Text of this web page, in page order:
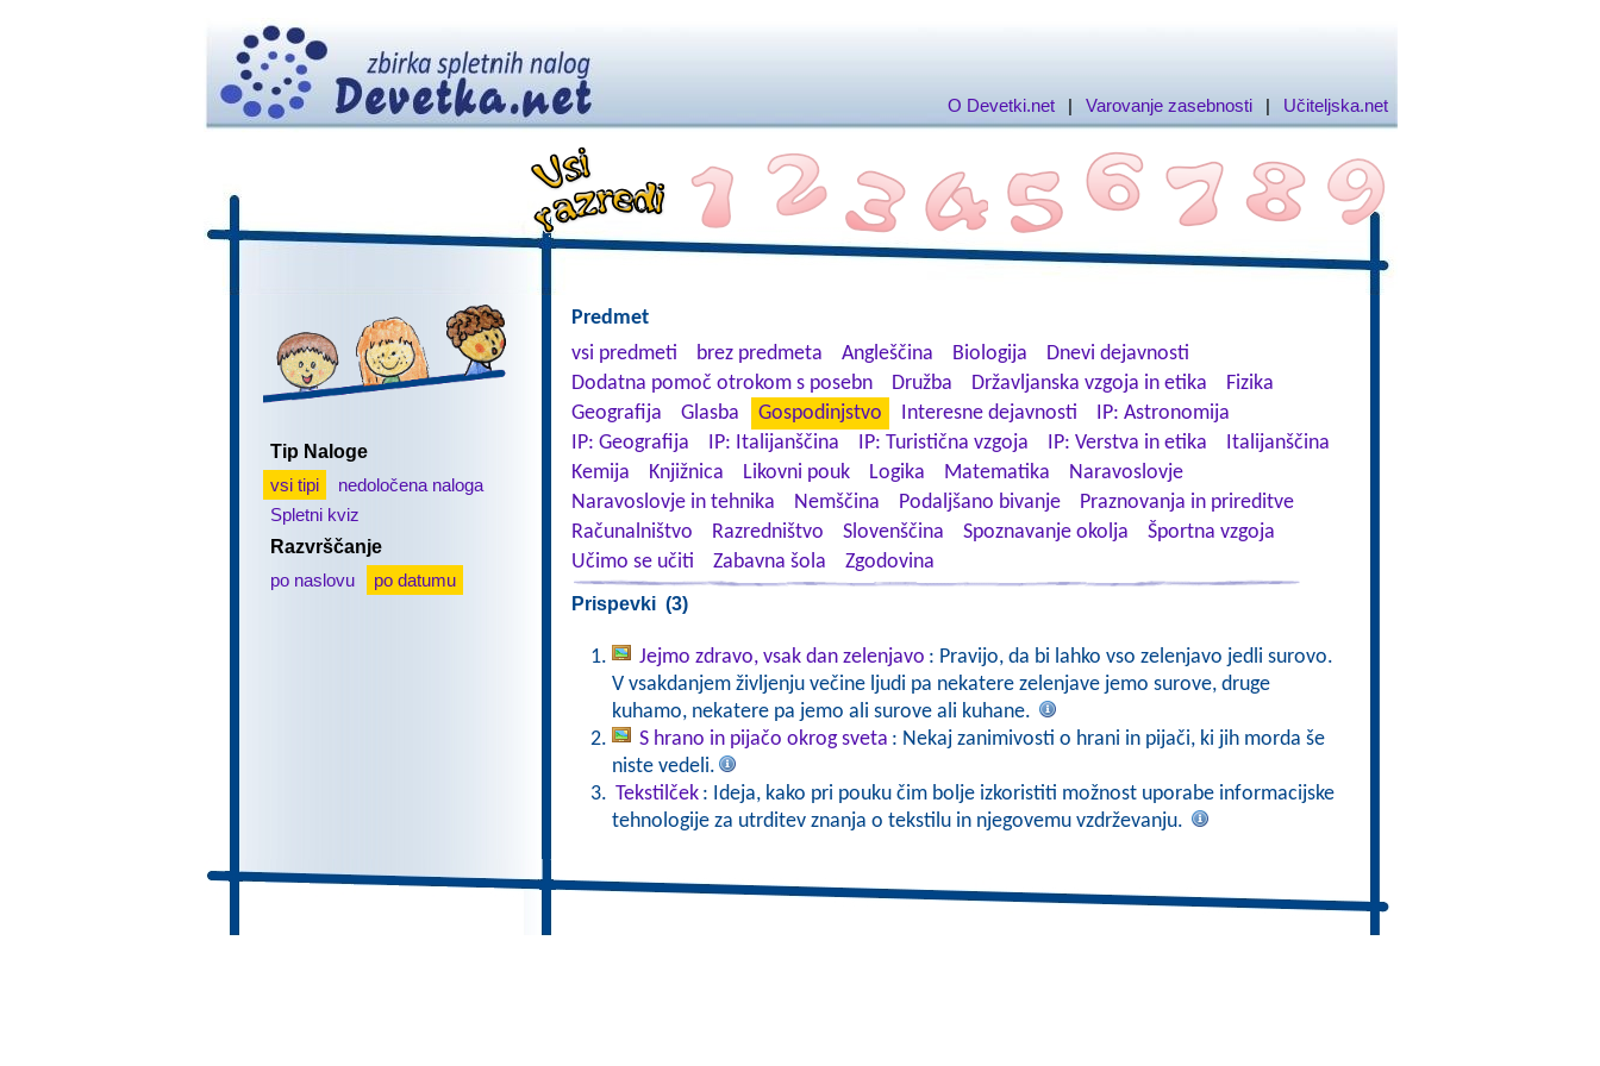
O Devetki.net | Varovanje zasebnosti | Učiteljska.net
Tip Naloge
vsi tipi
nedoločena naloga
Spletni kviz
Razvrščanje
po naslovu
po datumu
Predmet
vsi predmeti
brez predmeta Angleščina Biologija
Dnevi dejavnosti
Dodatna pomoč otrokom s posebn
Družba Državljanska vzgoja in etika
Fizika
Geografija
Glasba Gospodinjstvo Interesne dejavnosti
IP: Astronomija
IP: Geografija
IP: Italijanščina IP: Turistična vzgoja IP: Verstva in etika
Italijanščina
Kemija
Knjižnica Likovni pouk Logika Matematika
Naravoslovje
Naravoslovje in tehnika
Nemščina Podaljšano bivanje
Praznovanja in prireditve
Računalništvo
Razredništvo Slovenščina Spoznavanje okolja
Športna vzgoja
Učimo se učiti
Zabavna šola Zgodovina
Prispevki (3)
Jejmo zdravo, vsak dan zelenjavo : Pravijo, da bi lahko vso zelenjavo jedli surovo.
V vsakdanjem življenju večine ljudi pa nekatere zelenjave jemo surove, druge
kuhamo, nekatere pa jemo ali surove ali kuhane.
S hrano in pijačo okrog sveta : Nekaj zanimivosti o hrani in pijači, ki jih morda še
niste vedeli.
Tekstilček : Ideja, kako pri pouku čim bolje izkoristiti možnost uporabe informacijske
tehnologije za utrditev znanja o tekstilu in njegovemu vzdrževanju.